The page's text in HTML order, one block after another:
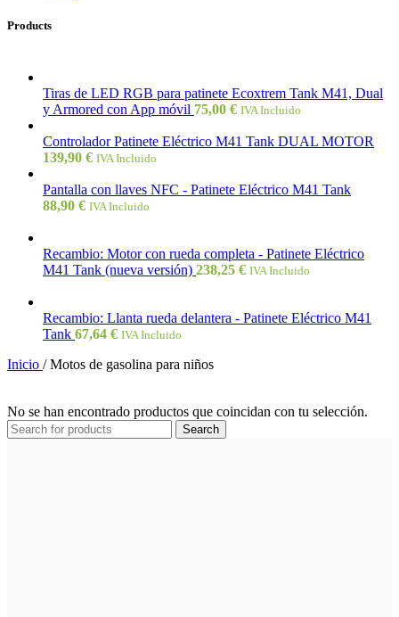
Products
Tiras de LED RGB para patinete Ecoxtrem Tank M41, Dual
y Armored con App móvil 75,00 € IVA Incluido
Controlador Patinete Eléctrico M41 Tank DUAL MOTOR
139,90 € IVA Incluido
Pantalla con llaves NFC - Patinete Eléctrico M41 Tank
88,90 € IVA Incluido
Recambio: Motor con rueda completa - Patinete Eléctrico
M41 Tank (nueva versión) 238,25 € IVA Incluido
Recambio: Llanta rueda delantera - Patinete Eléctrico M41
Tank 67,64 € IVA Incluido
Inicio / Motos de gasolina para niños
No se han encontrado productos que coincidan con tu selección.
Search